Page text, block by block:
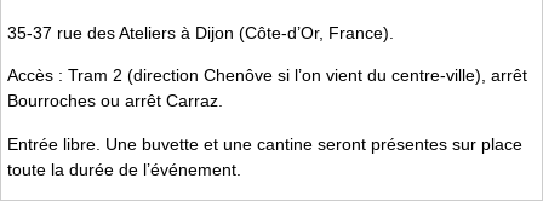
35-37 rue des Ateliers à Dijon (Côte-d’Or, France).
Accès : Tram 2 (direction Chenôve si l’on vient du centre-ville), arrêt
Bourroches ou arrêt Carraz.
Entrée libre. Une buvette et une cantine seront présentes sur place
toute la durée de l’événement.